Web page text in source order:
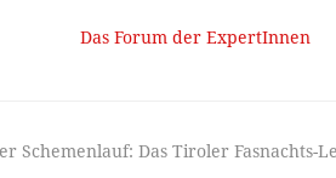
Das Forum der ExpertInnen
Schemenlauf: Das Tiroler Fasnachts-